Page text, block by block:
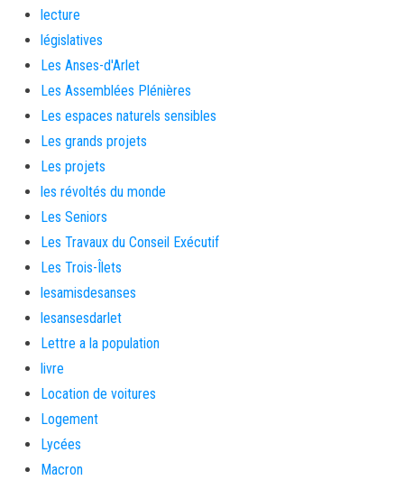
lecture
législatives
Les Anses-d'Arlet
Les Assemblées Plénières
Les espaces naturels sensibles
Les grands projets
Les projets
les révoltés du monde
Les Seniors
Les Travaux du Conseil Exécutif
Les Trois-Îlets
lesamisdesanses
lesansesdarlet
Lettre a la population
livre
Location de voitures
Logement
Lycées
Macron